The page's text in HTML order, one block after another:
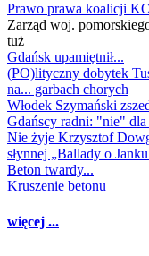
Prawo prawa koalicji
Zarząd woj.
tuż
Gdańsk upamiętnił...
(PO)lityczny dobytek
na... garbach chorych
Włodek Szymański
Gdańscy radni: "nie"
Nie żyje Krzysztof
słynnej „Ballady o
Beton twardy...
Kruszenie betonu
więcej ...